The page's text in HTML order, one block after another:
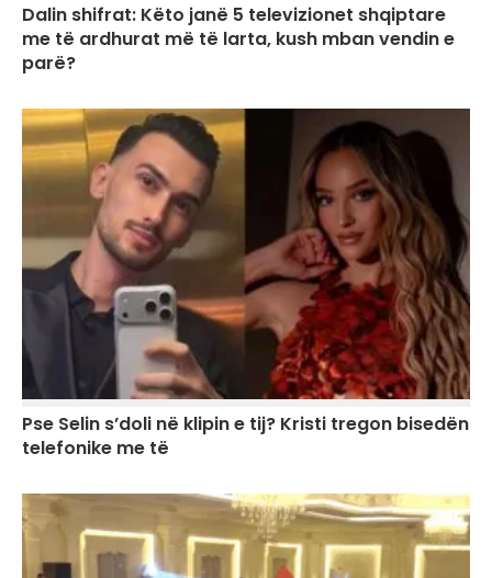
Dalin shifrat: Këto janë 5 televizionet shqiptare
me të ardhurat më të larta, kush mban vendin e
parë?
Pse Selin s’doli në klipin e tij? Kristi tregon bisedën
telefonike me të